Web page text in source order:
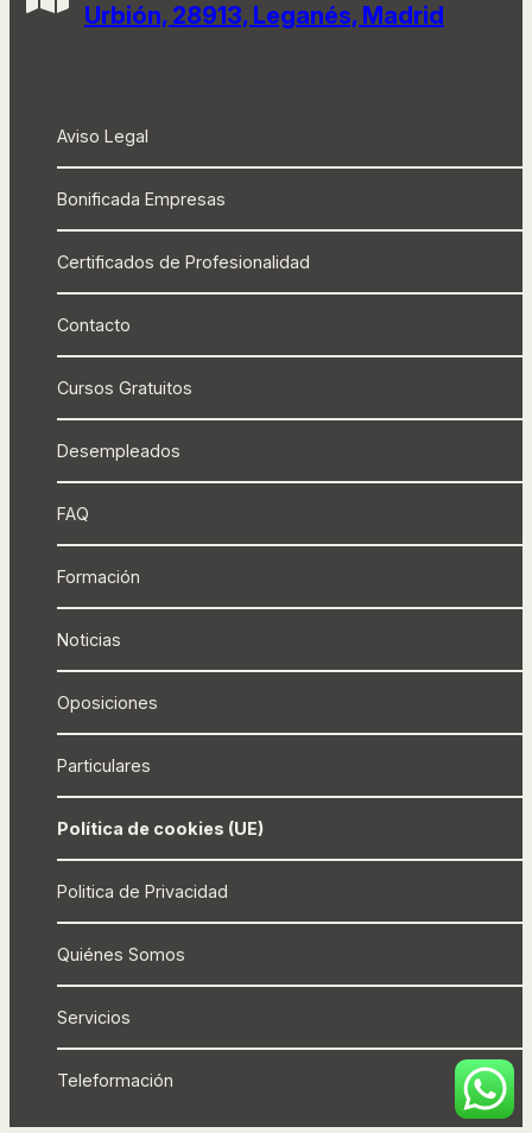
Urbión, 28913, Leganés, Madrid
Aviso Legal
Bonificada Empresas
Certificados de Profesionalidad
Contacto
Cursos Gratuitos
Desempleados
FAQ
Formación
Noticias
Oposiciones
Particulares
Política de cookies (UE)
Politica de Privacidad
Quiénes Somos
Servicios
Teleformación